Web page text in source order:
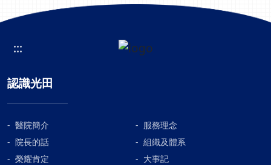
:::
認識光田
醫院簡介
服務理念
院長的話
組織及體系
榮耀肯定
大事記